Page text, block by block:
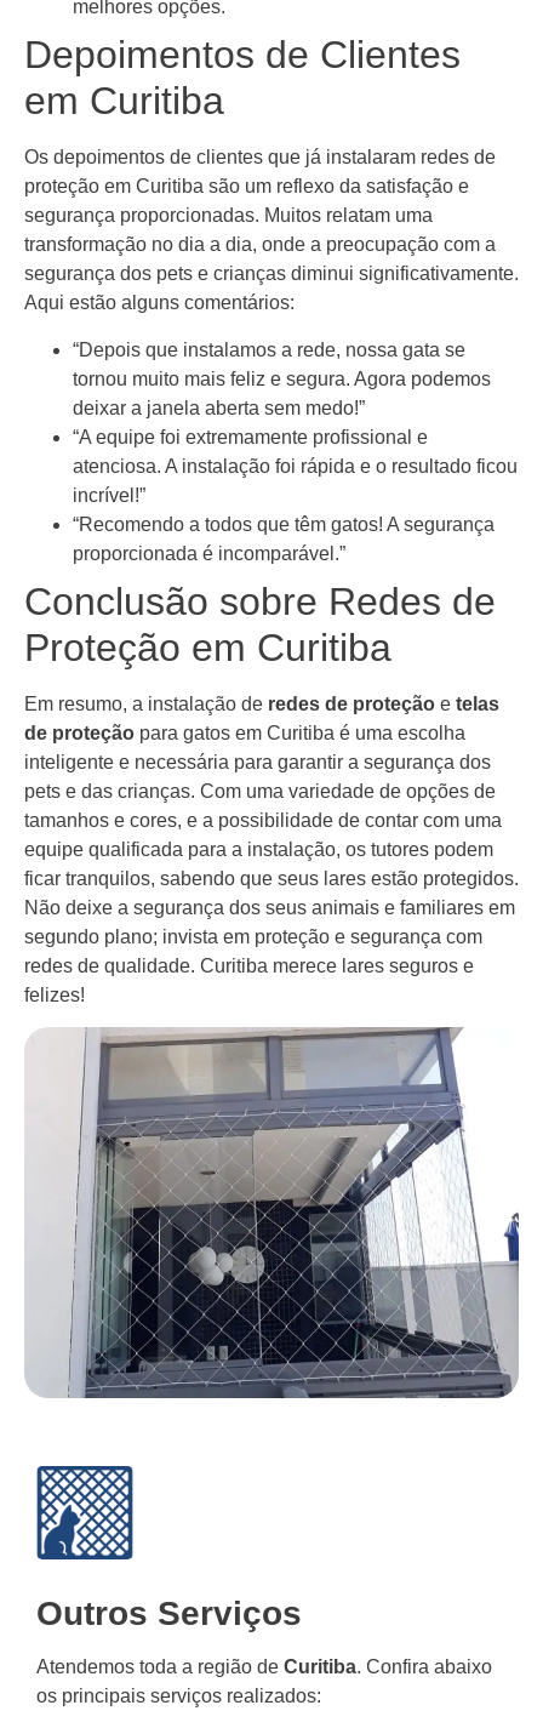
melhores opções.
Depoimentos de Clientes
em Curitiba
Os depoimentos de clientes que já instalaram redes de
proteção em Curitiba são um reflexo da satisfação e
segurança proporcionadas. Muitos relatam uma
transformação no dia a dia, onde a preocupação com a
segurança dos pets e crianças diminui significativamente.
Aqui estão alguns comentários:
“Depois que instalamos a rede, nossa gata se
tornou muito mais feliz e segura. Agora podemos
deixar a janela aberta sem medo!”
“A equipe foi extremamente profissional e
atenciosa. A instalação foi rápida e o resultado ficou
incrível!”
“Recomendo a todos que têm gatos! A segurança
proporcionada é incomparável.”
Conclusão sobre Redes de
Proteção em Curitiba
Em resumo, a instalação de redes de proteção e telas
de proteção para gatos em Curitiba é uma escolha
inteligente e necessária para garantir a segurança dos
pets e das crianças. Com uma variedade de opções de
tamanhos e cores, e a possibilidade de contar com uma
equipe qualificada para a instalação, os tutores podem
ficar tranquilos, sabendo que seus lares estão protegidos.
Não deixe a segurança dos seus animais e familiares em
segundo plano; invista em proteção e segurança com
redes de qualidade. Curitiba merece lares seguros e
felizes!
Outros Serviços
Atendemos toda a região de Curitiba. Confira abaixo
os principais serviços realizados: